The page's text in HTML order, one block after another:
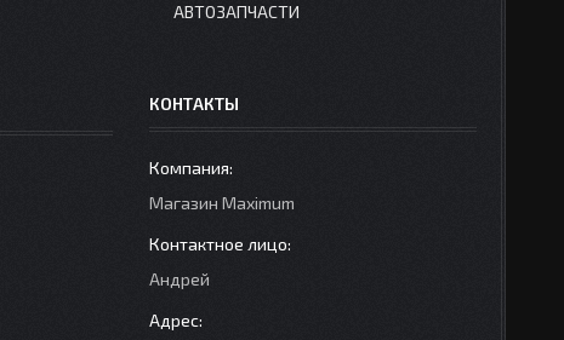
АВТОЗАПЧАСТИ
КОНТАКТЫ
Mагазин Maximum
Андрей